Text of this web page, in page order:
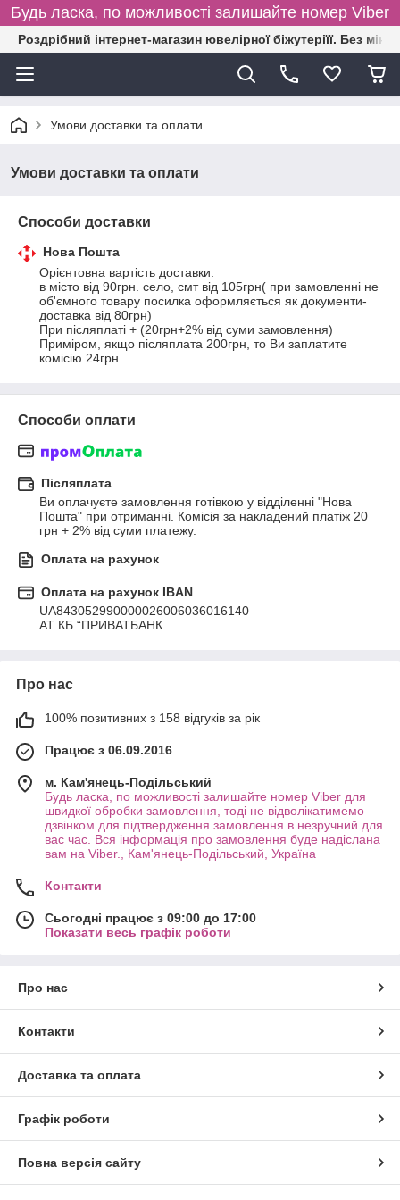
Будь ласка, по можливості залишайте номер Viber
Роздрібний інтернет-магазин ювелірної біжутеріїї. Без
Умови доставки та оплати
Умови доставки та оплати
Способи доставки
Нова Пошта
Орієнтовна вартість доставки:
в місто від 90грн. село, смт від 105грн( при замовленні не
об'ємного товару посилка оформляється як документи-
доставка від 80грн)
При післяплаті + (20грн+2% від суми замовлення)
Приміром, якщо післяплата 200грн, то Ви заплатите
комісію 24грн.
Способи оплати
Післяплата
Ви оплачуєте замовлення готівкою у відділенні "Нова
Пошта" при отриманні. Комісія за накладений платіж 20
грн + 2% від суми платежу.
Оплата на рахунок
Оплата на рахунок IBAN
UA843052990000026006036016140
АТ КБ “ПРИВАТБАНК
Про нас
100% позитивних з 158 відгуків за рік
Працює з 06.09.2016
м. Кам'янець-Подільський
Будь ласка, по можливості залишайте номер Viber для
швидкої обробки замовлення, тоді не відволікатимемо
дзвінком для підтвердження замовлення в незручний для
вас час. Вся інформація про замовлення буде надіслана
вам на Viber., Кам'янець-Подільський, Україна
Контакти
Сьогодні працює з 09:00 до 17:00
Показати весь графік роботи
Про нас
Контакти
Доставка та оплата
Графік роботи
Повна версія сайту